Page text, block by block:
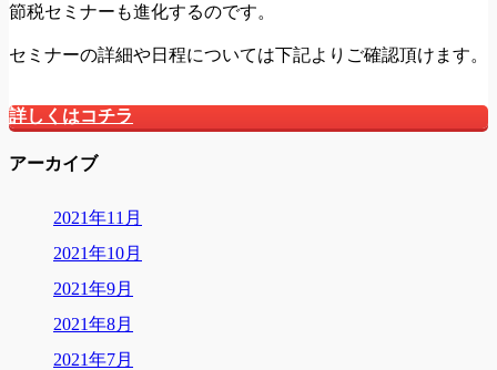
節税セミナーも進化するのです。
セミナーの詳細や日程については下記よりご確認頂けます。
詳しくはコチラ
アーカイブ
2021年11月
2021年10月
2021年9月
2021年8月
2021年7月